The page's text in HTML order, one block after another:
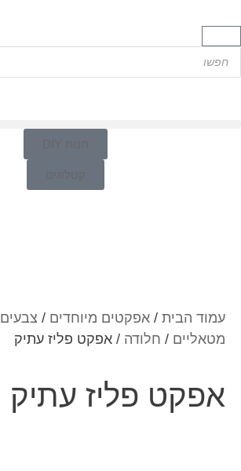
חנות DIY
קטלוגים
עמוד הבית / אפקטים מיוחדים / צבעים
מטאליים / חלודה / אפקט פליז עתיק
אפקט פליז עתיק